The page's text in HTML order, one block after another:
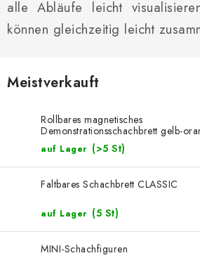
SCHACH-ANTIQUITÄTENLADEN
SCHACH-MERCH
SCHACH GESCHENKE
GESCHÄFTSBEDINGUNGEN
KONTAKT
Kontakt FAQ Über uns
Schachblog
Geschäftsbedingungen
alle Abläufe leicht
können gleichzeitig leicht
Meistverkauft
Rollbares magnetisches
Demonstrationsschachbrett gelb-
auf Lager (>5 St)
Faltbares Schachbrett CLASSIC
auf Lager (5 St)
MINI-Schachfiguren